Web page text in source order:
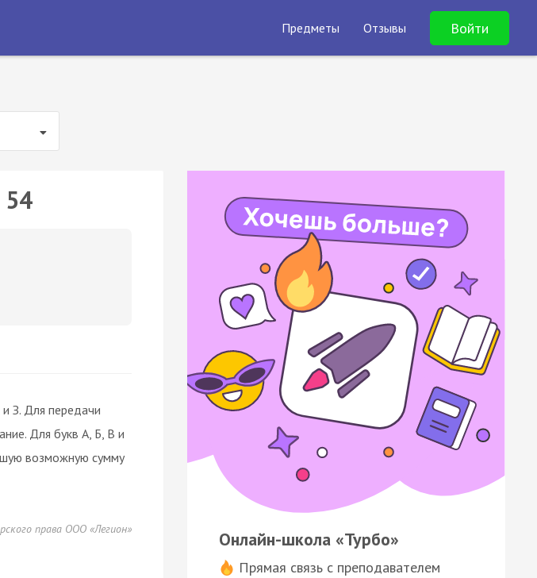
Предметы Отзывы Войти
54
З. Для передачи
Для букв А, Б, В и
возможную сумму
права ООО «Легион» Онлайн-школа «Турбо»
Прямая связь с преподавателем